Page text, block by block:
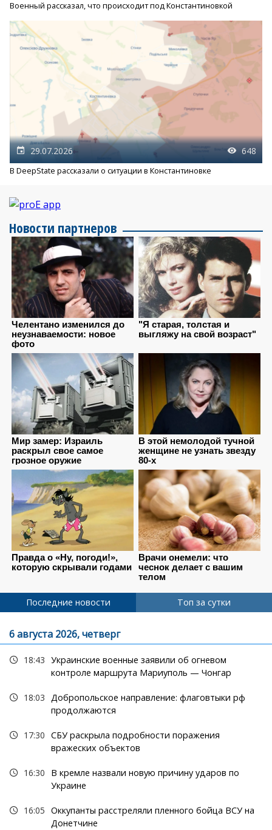
Военный рассказал, что происходит под Константиновкой
29.07.2026 648
В DeepState рассказали о ситуации в Константиновке
Новости партнеров
Последние новости Топ за сутки
6 августа 2026, четверг
18:43 Украинские военные заявили об огневом
контроле маршрута Мариуполь — Чонгар
18:03 Добропольское направление: флаговтыки рф
продолжаются
17:30 СБУ раскрыла подробности поражения
вражеских объектов
16:30
В кремле назвали новую причину ударов по
Украине
16:05 Оккупанты расстреляли пленного бойца ВСУ на
Донетчине